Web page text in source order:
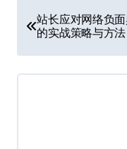
章
导
航
站长应对网络负
的实战策略与方法